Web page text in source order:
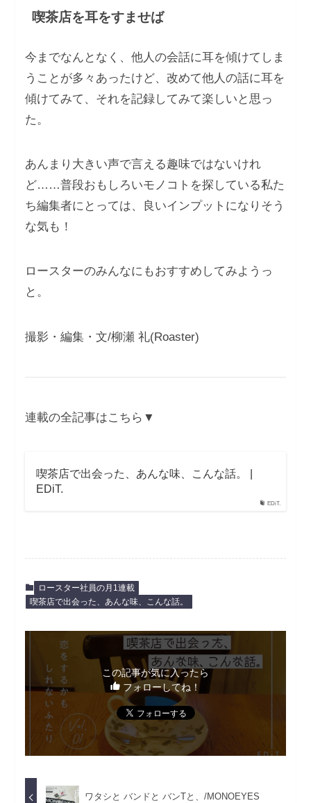
喫茶店を耳をすませば
今までなんとなく、他人の会話に耳を傾けてしま
うことが多々あったけど、改めて他人の話に耳を
傾けてみて、それを記録してみて楽しいと思っ
た。
あんまり大きい声で言える趣味ではないけれ
ど……普段おもしろいモノコトを探している私た
ち編集者にとっては、良いインプットになりそう
な気も！
ロースターのみんなにもおすすめしてみようっ
と。
撮影・編集・文/柳瀬 礼(Roaster)
連載の全記事はこちら▼
EDiT.
喫茶店で出会った、あんな味、こんな話。 |
EDiT.
ロースター社員の月1連載
喫茶店で出会った、あんな味、こんな話。
この記事が気に入ったら
フォローしてね！
ワタシと バンドと バンTと、/MONOEYES